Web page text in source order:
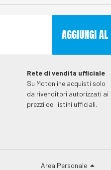
AGGIUNGI
Rete di vendita ufficiale
Su Motonline acquisti solo
da rivenditori autorizzati ai
prezzi dei listini ufficiali.
Area Personale